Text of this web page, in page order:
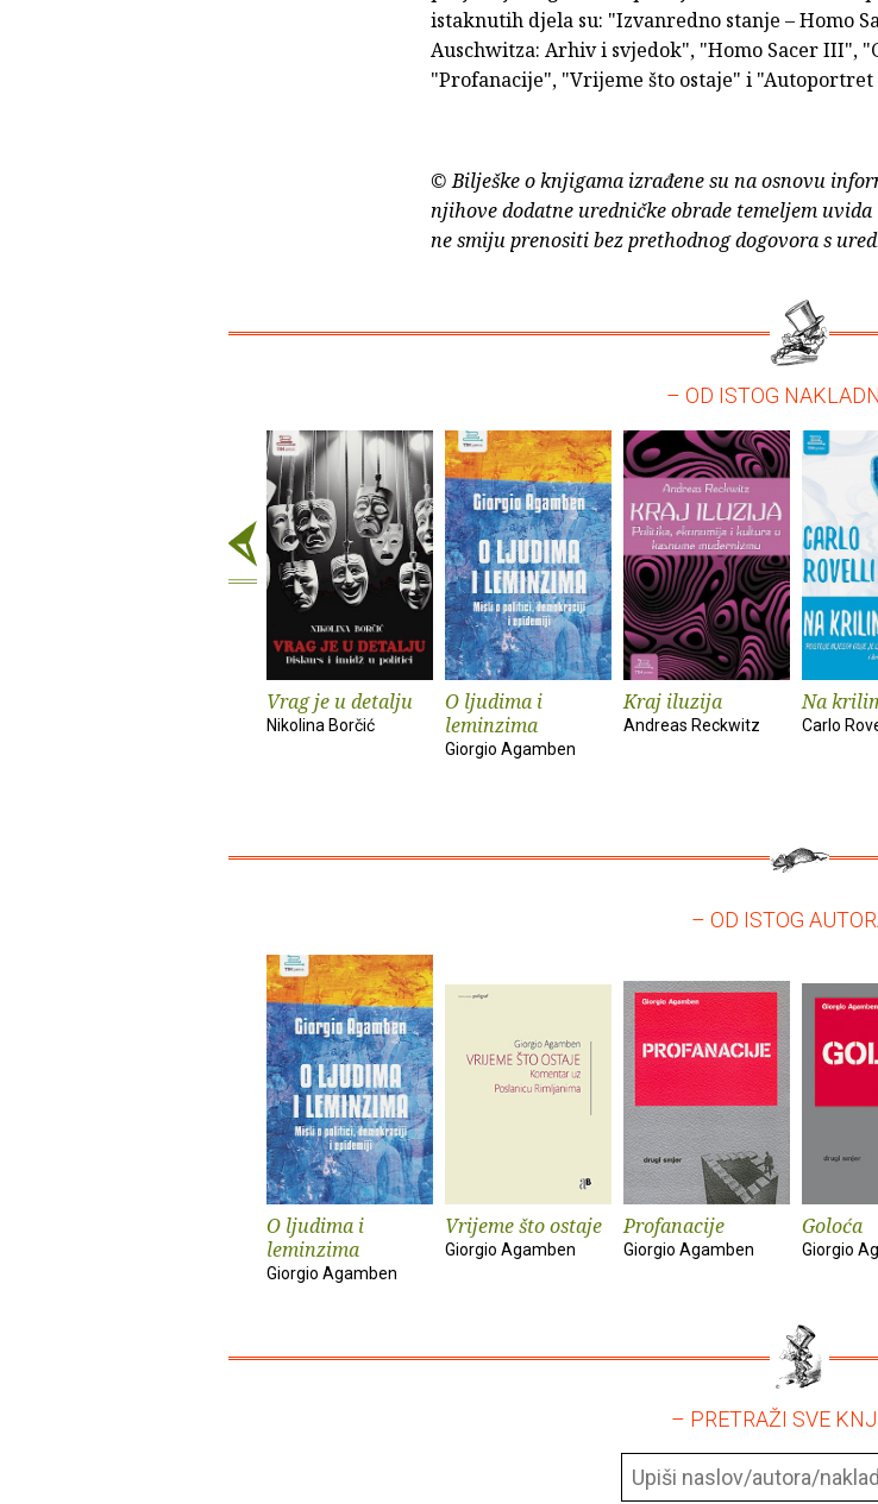
istaknutih djela su: "Izvanredno stanje – Homo
Auschwitza: Arhiv i svjedok", "Homo Sacer III",
"Profanacije", "Vrijeme što ostaje" i "Autoportret
© Bilješke o knjigama izrađene su na osnovu
njihove dodatne uredničke obrade temeljem
ne smiju prenositi bez prethodnog dogovora s
– OD ISTOG
Vrag je u detalju
Nikolina Borčić
O ljudima i
leminzima
Giorgio Agamben
Kraj iluzija
Andreas Reckwitz
Na
Carlo
– OD ISTOG
O ljudima i
leminzima
Giorgio Agamben
Vrijeme što ostaje
Giorgio Agamben
Profanacije
Giorgio Agamben
Goloća
Giorgio
– PRETRAŽI SVE